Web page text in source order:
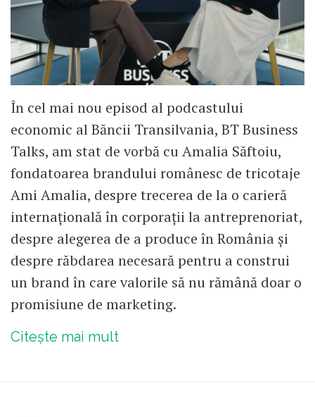
În cel mai nou episod al podcastului
economic al Băncii Transilvania, BT Business
Talks, am stat de vorbă cu Amalia Săftoiu,
fondatoarea brandului românesc de tricotaje
Ami Amalia, despre trecerea de la o carieră
internațională în corporații la antreprenoriat,
despre alegerea de a produce în România și
despre răbdarea necesară pentru a construi
un brand în care valorile să nu rămână doar o
promisiune de marketing.
Citește mai mult